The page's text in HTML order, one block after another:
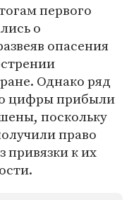
первого
о
опасения
Однако ряд
цифры прибыли
поскольку
право
привязки к их